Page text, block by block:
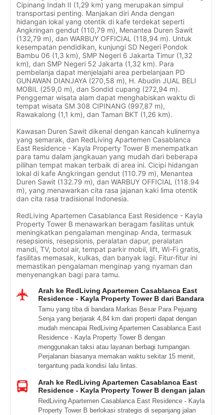
Cipinang Indah II (1,29 km) yang merupakan simpul
transportasi penting. Manjakan diri Anda dengan
hidangan lokal yang otentik di kafe terdekat seperti
Angkringan gendut (110,79 m), Menantea Duren Sawit
(132,79 m), dan WARBUY OFFICIAL (118,94 m). Untuk
kesempatan pendidikan, kunjungi SD Negeri Pondok
Bambu 06 (1,3 km), SMP Negeri 6 Jakarta Timur (1,32
km), dan SMP Negeri 52 Jakarta (1,32 km). Para
pembelanja dapat menjelajahi area perbelanjaan PD
GUNAWAN DIANJAYA (270,58 m), H. Abudin JUAL BELI
MOBIL (259,0 m), dan Sondid cupang (272,94 m).
Penggemar wisata alam dapat menghabiskan waktu di
tempat wisata SM 308 CIPINANG (997,87 m),
Rawakalong (1,1 km), dan Taman BKT (1,26 km).
Kawasan Duren Sawit dikenal dengan kancah kulinernya
yang semarak, dan RedLiving Apartemen Casablanca
East Residence - Kayla Property Tower B menempatkan
para tamu dalam jangkauan yang mudah dari beberapa
pilihan tempat makan terbaik di area ini. Cicipi hidangan
lokal di kafe Angkringan gendut (110.79 m), Menantea
Duren Sawit (132.79 m), dan WARBUY OFFICIAL (118.94
m), yang menawarkan cita rasa jajanan kaki lima otentik
dan cita rasa tradisional Indonesia.
RedLiving Apartemen Casablanca East Residence - Kayla
Property Tower B menawarkan beragam fasilitas untuk
meningkatkan pengalaman menginap Anda, termasuk
resepsionis, resepsionis, peralatan dapur, peralatan
mandi, TV, botol air, tempat parkir mobil, lift, Wi-Fi gratis,
fasilitas memasak, kulkas, dan banyak lagi. Fitur-fitur ini
memastikan pengalaman menginap yang nyaman dan
menyenangkan bagi para tamu.
Arah ke RedLiving Apartemen Casablanca East
Residence - Kayla Property Tower B dari Bandara
Tamu yang tiba di bandara Markas Besar Para Pejuang
Senja yang berjarak 4,84 km dari properti dapat dengan
mudah mencapai RedLiving Apartemen Casablanca East
Residence - Kayla Property Tower B dengan
menggunakan taksi atau layanan berbagi tumpangan.
Perjalanan biasanya memakan waktu sekitar 15 menit,
tergantung pada kondisi lalu lintas.
Arah ke RedLiving Apartemen Casablanca East
Residence - Kayla Property Tower B dengan jalan
RedLiving Apartemen Casablanca East Residence - Kayla
Property Tower B berlokasi strategis di sepanjang jalan